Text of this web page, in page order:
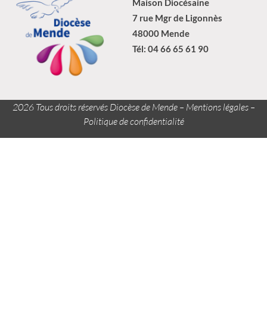
7 rue Mgr de Ligonnès
48000 Mende
Tél: 04 66 65 61 90
2026 Tous droits réservés Diocèse de Mende – Mentions légales–
Politique de confidentialité